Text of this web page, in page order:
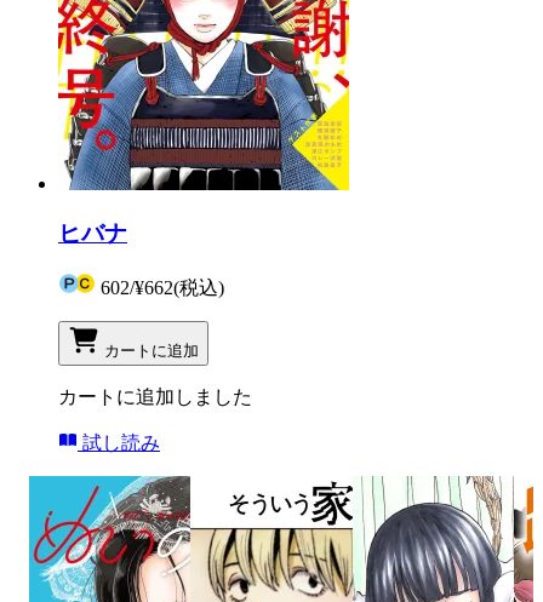
ヒバナ
602/¥662(税込)
カートに追加
カートに追加しました
試し読み